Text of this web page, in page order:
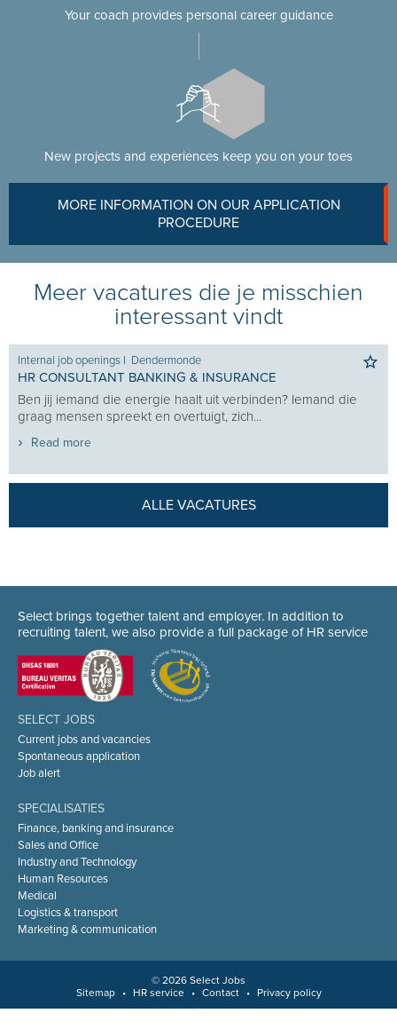
Your coach provides personal career guidance
New projects and experiences keep you on your toes
MORE INFORMATION ON OUR APPLICATION
PROCEDURE
Meer vacatures die je misschien
interessant vindt
Internal job openings I Dendermonde
HR CONSULTANT BANKING & INSURANCE
Ben jij iemand die energie haalt uit verbinden? Iemand die
graag mensen spreekt en overtuigt, zich...
Read more
ALLE VACATURES
Select brings together talent and employer. In addition to
recruiting talent, we also provide a full package of HR service
SELECT JOBS
Current jobs and vacancies
Spontaneous application
Job alert
SPECIALISATIES
Finance, banking and insurance
Sales and Office
Industry and Technology
Human Resources
Medical
Logistics & transport
Marketing & communication
© 2026 Select Jobs
Sitemap
• HR service • Contact • Privacy policy